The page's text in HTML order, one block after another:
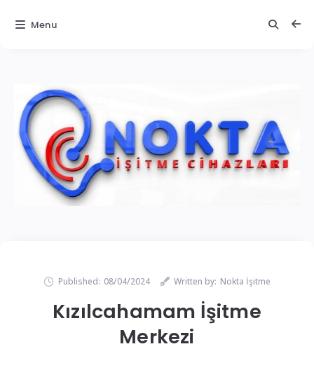
Published: 08/04/2024 Written by: Nokta İşitme
Kızılcahamam İşitme
Merkezi
Menu